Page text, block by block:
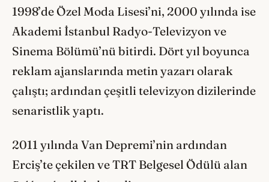
1998’de Özel Moda Lisesi’ni, 2000 yılında ise
Akademi İstanbul Radyo-Televizyon ve
Sinema Bölümü’nü bitirdi. Dört yıl boyunca
reklam ajanslarında metin yazarı olarak
çalıştı; ardından çeşitli televizyon dizilerinde
senaristlik yaptı.
2011 yılında Van Depremi’nin ardından
Erciş’te çekilen ve TRT Belgesel Ödülü alan